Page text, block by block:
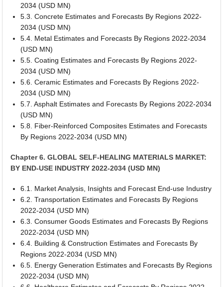
2034 (USD MN)
5.3. Concrete Estimates and Forecasts By Regions 2022-
2034 (USD MN)
5.4. Metal Estimates and Forecasts By Regions 2022-2034
(USD MN)
5.5. Coating Estimates and Forecasts By Regions 2022-
2034 (USD MN)
5.6. Ceramic Estimates and Forecasts By Regions 2022-
2034 (USD MN)
5.7. Asphalt Estimates and Forecasts By Regions 2022-2034
(USD MN)
5.8. Fiber-Reinforced Composites Estimates and Forecasts
By Regions 2022-2034 (USD MN)
Chapter 6. GLOBAL SELF-HEALING MATERIALS MARKET:
BY END-USE INDUSTRY 2022-2034 (USD MN)
6.1. Market Analysis, Insights and Forecast End-use Industry
6.2. Transportation Estimates and Forecasts By Regions
2022-2034 (USD MN)
6.3. Consumer Goods Estimates and Forecasts By Regions
2022-2034 (USD MN)
6.4. Building & Construction Estimates and Forecasts By
Regions 2022-2034 (USD MN)
6.5. Energy Generation Estimates and Forecasts By Regions
2022-2034 (USD MN)